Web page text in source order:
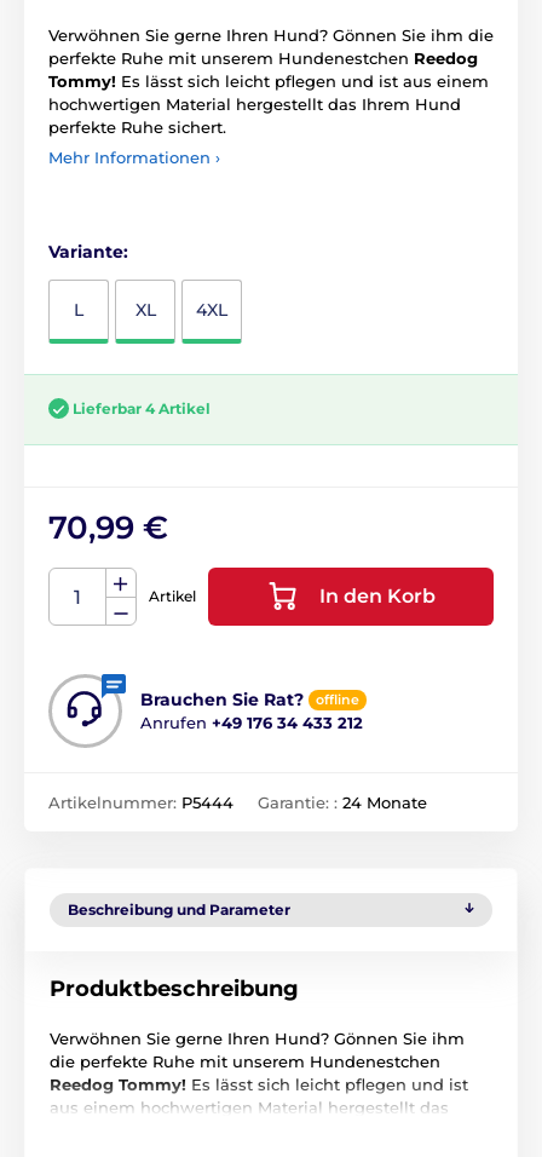
Verwöhnen Sie gerne Ihren Hund? Gönnen Sie ihm die
perfekte Ruhe mit unserem Hundenestchen Reedog
Tommy! Es lässt sich leicht pflegen und ist aus einem
hochwertigen Material hergestellt das Ihrem Hund
perfekte Ruhe sichert.
Mehr Informationen ›
Variante:
L XL 4XL
Lieferbar 4 Artikel
70,99 €
Artikel In den Korb
Brauchen Sie Rat? offline
Anrufen +49 176 34 433 212
Artikelnummer: P5444 Garantie: : 24 Monate
Beschreibung und Parameter
Produktbeschreibung
Verwöhnen Sie gerne Ihren Hund? Gönnen Sie ihm
die perfekte Ruhe mit unserem Hundenestchen
Reedog Tommy! Es lässt sich leicht pflegen und ist
aus einem hochwertigen Material hergestellt das